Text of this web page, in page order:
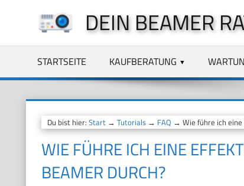
springen
DEIN BEAMER
STARTSEITE KAUFBERATUNG
Du bist hier: Start→ Tutorials→ FAQ → Wie führe ich
WIE FÜHRE ICH EINE
BEAMER DURCH?